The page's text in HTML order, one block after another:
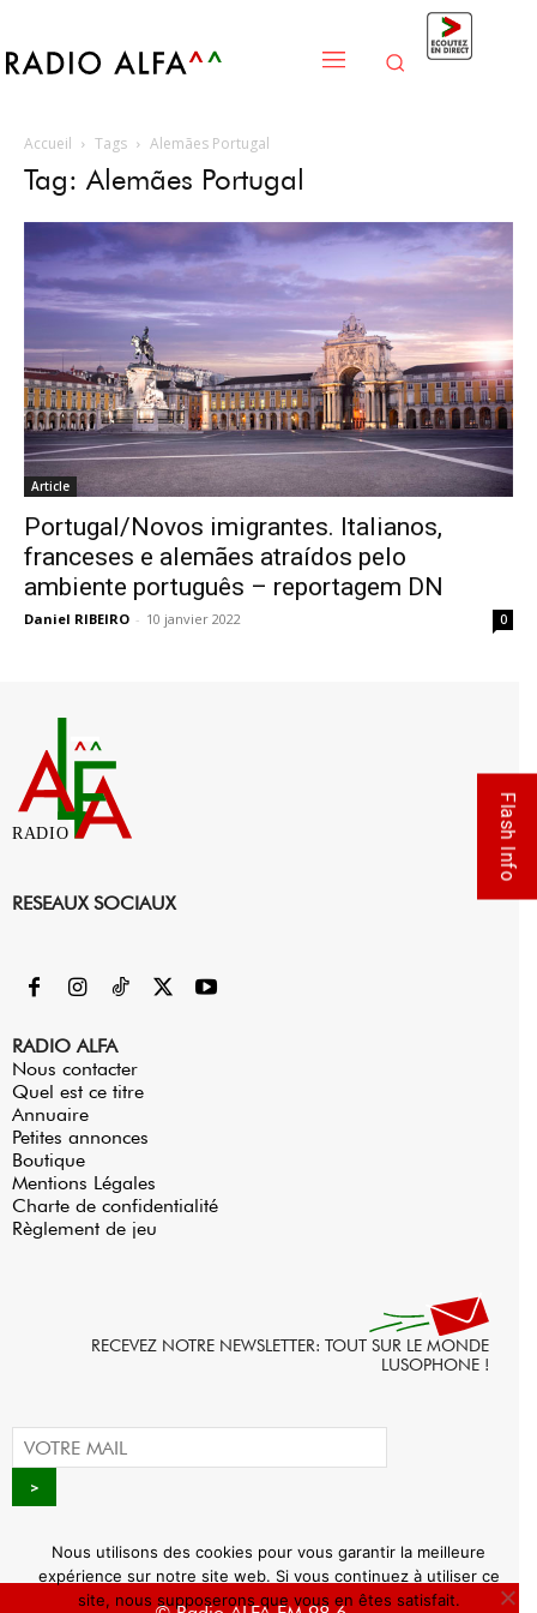
Accueil Tags Alemães Portugal
Tag: Alemães Portugal
Article
Portugal/Novos imigrantes. Italianos,
franceses e alemães atraídos pelo
ambiente português – reportagem DN
Daniel RIBEIRO - 10 janvier 2022 0
RADIO
RESEAUX SOCIAUX
RADIO ALFA
Nous contacter
Quel est ce titre
Annuaire
Petites annonces
Boutique
Mentions Légales
Charte de confidentialité
Règlement de jeu
RECEVEZ NOTRE NEWSLETTER: TOUT SUR LE MONDE
LUSOPHONE !
Flash Info
Nous utilisons des cookies pour vous garantir la meilleure
expérience sur notre site web. Si vous continuez à utiliser ce
site, nous supposerons que vous en êtes satisfait.